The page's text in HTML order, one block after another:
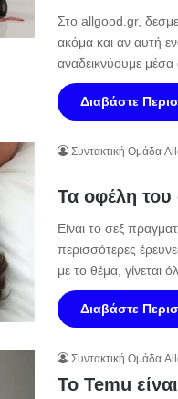
Στο allgood.gr,
ακόμα και αν αυτή
αναδεικνύουμε
Διαβάστε
Συντακτική Ομάδα
Τα οφέλη του
Είναι το σεξ
περισσότερες
με το θέμα, γίνεται
Διαβάστε
Συντακτική Ομάδα
Το Temu